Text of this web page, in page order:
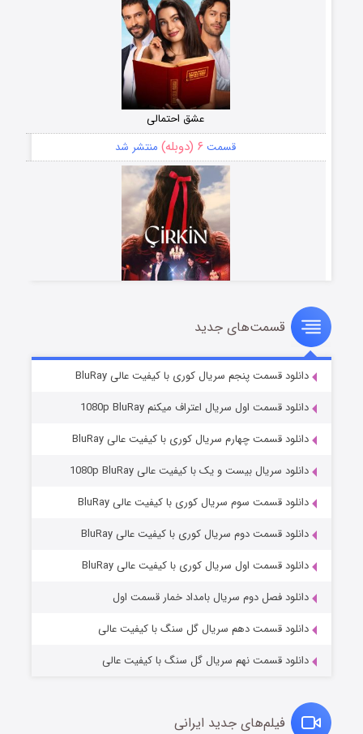
عشق احتمالی
قسمت ۶ (دوبله) منتشر شد
سریال زشت
قسمت۵ (زیرنویس) منتشر شد
وستی ها
قسمت۱ (زیرنویس) منتشر شد
قسمت‌های جدید
دانلود قسمت پنجم سریال کوری با کیفیت عالی BluRay
دانلود قسمت اول سریال اعتراف میکنم 1080p BluRay
دانلود قسمت چهارم سریال کوری با کیفیت عالی BluRay
دانلود سریال بیست و یک با کیفیت عالی 1080p BluRay
دانلود قسمت سوم سریال کوری با کیفیت عالی BluRay
دانلود قسمت دوم سریال کوری با کیفیت عالی BluRay
دانلود قسمت اول سریال کوری با کیفیت عالی BluRay
دانلود فصل دوم سریال بامداد خمار قسمت اول
دانلود قسمت دهم سریال گل سنگ با کیفیت عالی
دانلود قسمت نهم سریال گل سنگ با کیفیت عالی
فیلم‌های جدید ایرانی